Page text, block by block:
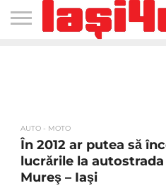
AUTO - MOTO
În 2012 ar putea să
lucrările la
Mureş – Iaşi